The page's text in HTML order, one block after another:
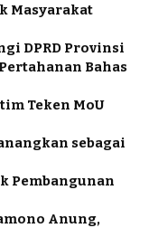
Masyarakat
DPRD Provinsi
Bahas
Teken MoU
sebagai
Pembangunan
Anung,